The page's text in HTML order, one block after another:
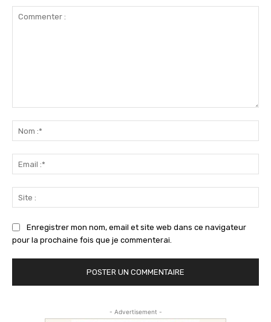
:*
:*
:
Enregistrer mon nom, email et site web dans ce navigateur
pour la prochaine fois que je commenterai.
- Advertisement -